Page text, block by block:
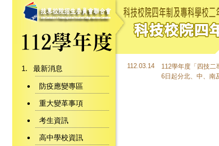
最新消息
防疫應變專區
重大變革事項
考生資訊
高中學校資訊
112.03.14
112學年度「四技二
6日起分北、中、南